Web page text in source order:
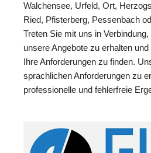
Walchensee, Urfeld, Ort,
Ried, Pfisterberg, Pessenbach
Treten Sie mit uns in
unsere Angebote zu erhalten
Ihre Anforderungen zu finden.
sprachlichen Anforderungen zu
professionelle und fehlerfreie